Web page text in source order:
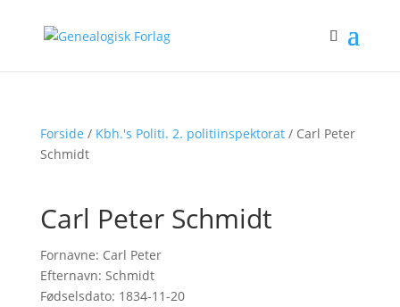
Forside / Kbh.'s Politi. 2. politiinspektorat/ Carl Peter
Schmidt
Carl Peter Schmidt
Fornavne: Carl Peter
Efternavn: Schmidt
Fødselsdato: 1834-11-20